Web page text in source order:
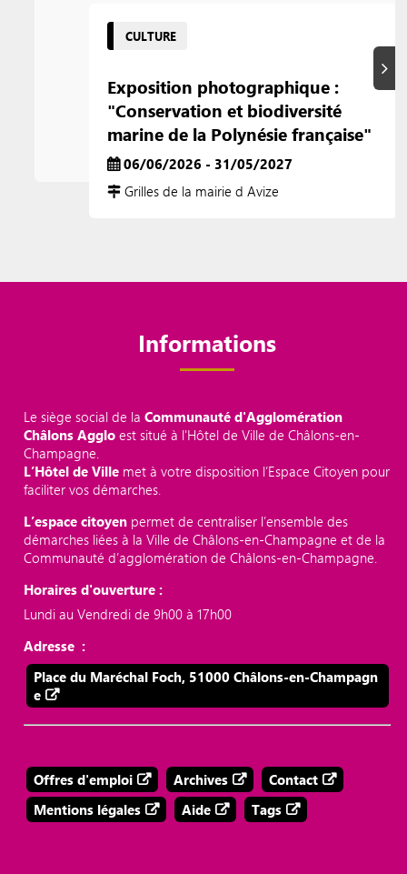
CULTURE
Exposition photographique :
"Conservation et biodiversité
marine de la Polynésie française"
06/06/2026 - 31/05/2027
Grilles de la mairie d Avize
Informations
Le siège social de laCommunauté d'Agglomération
Châlons Aggloest situé à l'Hôtel de Ville de Châlons-en-
Champagne.
L’Hôtel de Ville met à votre disposition l’Espace Citoyen pour
faciliter vos démarches.
L’espace citoyen permet de centraliser l’ensemble des
démarches liées à la Ville de Châlons-en-Champagne et de la
Communauté d’agglomération de Châlons-en-Champagne.
Horaires d'ouverture :
Lundi au Vendredi de 9h00 à 17h00
Adresse :
Place du Maréchal Foch, 51000 Châlons-en-Champagn
e
Offres d'emploi Archives
Contact
Mentions légales
Aide Tags